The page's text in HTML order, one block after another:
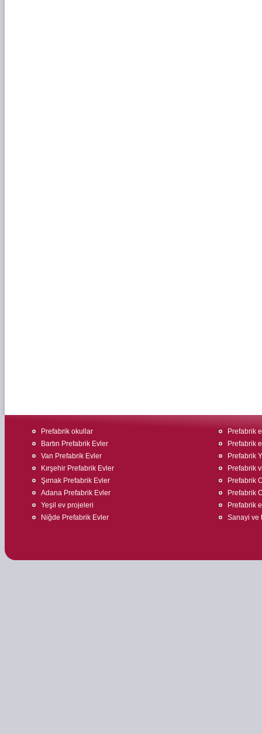
Prefabrik okullar
Bartın Prefabrik Evler
Van Prefabrik Evler
Kırşehir Prefabrik Evler
Şırnak Prefabrik Evler
Adana Prefabrik Evler
Yeşil ev projeleri
Niğde Prefabrik Evler
Prefabrik
Prefabrik
Prefabrik
Prefabrik
Prefabrik
Prefabrik
Prefabrik
Sanayi ve